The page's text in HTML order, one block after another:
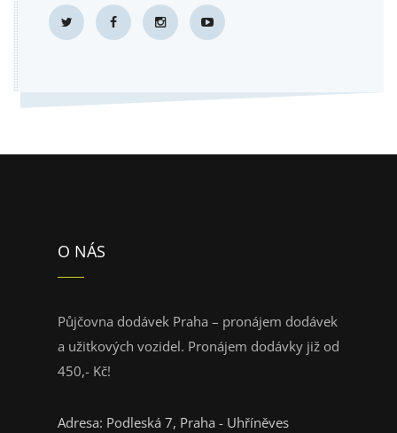
O NÁS
Půjčovna dodávek Praha – pronájem dodávek
a užitkových vozidel. Pronájem dodávky již od
450,- Kč!
Adresa: Podleská 7, Praha - Uhříněves